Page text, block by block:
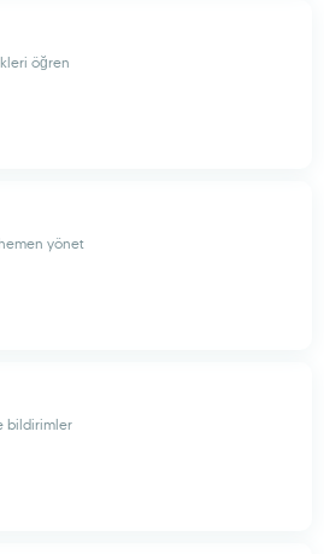
öğren
yönet
bildirimler